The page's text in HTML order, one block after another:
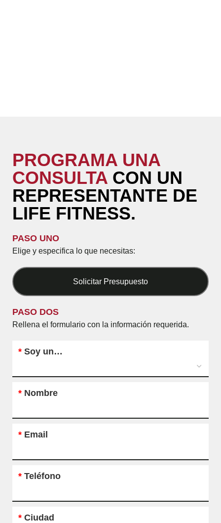
PROGRAMA UNA
CONSULTA CON UN
REPRESENTANTE DE
LIFE FITNESS.
PASO UNO
Elige y especifica lo que necesitas:
Solicitar Presupuesto
PASO DOS
Rellena el formulario con la información requerida.
* Soy un…
* Nombre
* Email
* Teléfono
* Ciudad